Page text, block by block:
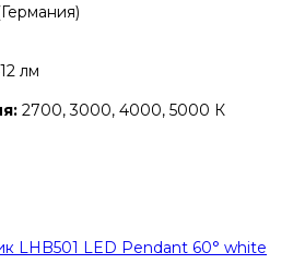
лм
2700, 3000, 4000, 5000 К